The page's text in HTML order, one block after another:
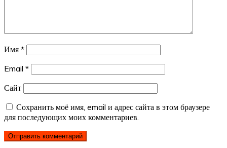
Имя *
Email *
Сайт
Сохранить моё имя, email и адрес сайта в этом браузере
для последующих моих комментариев.